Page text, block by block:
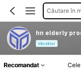
Căutare în
hn elderly
Vânzător
Recomandat